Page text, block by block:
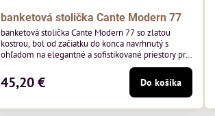
banketová stolička Cante Modern 77
banketová stolička Cante Modern 77 so zlatou
kostrou, bol od začiatku do konca navrhnutý s
ohľadom na elegantné a sofistikované priestory pre
pohostinstvá. Má zlatý rám a čalúnenie Moss 07 od
poľskej značky Davis – béžová farba s mäkkým
povrchom je ideálna do svetlých priestorov.
Stolička kombinuje klasický dizajn s modernou
funkčnosťou. Je odolná, pohodlná a pripravená na
45,20 € Do košíka